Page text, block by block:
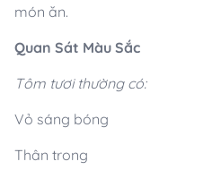
món ăn.
Quan Sát Màu Sắc
Tôm tươi thường có:
Vỏ sáng bóng
Thân trong